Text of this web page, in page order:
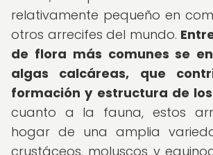
relativamente pequeño en
otros arrecifes del mundo.
de flora más comunes se
algas calcáreas, que
formación y estructura de
cuanto a la fauna, estos
hogar de una amplia
crustáceos, moluscos y